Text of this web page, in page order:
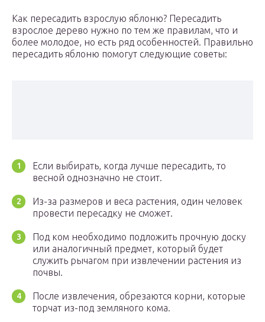
Как пересадить взрослую яблоню? Пересадить
взрослое дерево нужно по тем же правилам, что и
более молодое, но есть ряд особенностей. Правильно
пересадить яблоню помогут следующие советы:
Если выбирать, когда лучше пересадить, то
весной однозначно не стоит.
Из-за размеров и веса растения, один человек
провести пересадку не сможет.
Под ком необходимо подложить прочную доску
или аналогичный предмет, который будет
служить рычагом при извлечении растения из
почвы.
После извлечения, обрезаются корни, которые
торчат из-под земляного кома.